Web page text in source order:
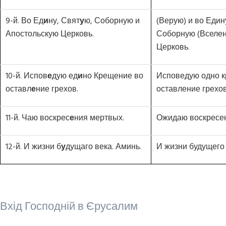
9-й. Во Едину, Святую, Соборную и
Апостольскую Церковь.
(Верую) и во
Соборную
Церковь.
10-й. Исповедую едино Крещение во
оставление грехов.
Исповедую одно
оставление
11-й. Чаю воскресения мертвых. Ожидаю
12-й. И жизни будущаго века. Аминь. И жизни будущего
Вхід Господній в Єрусалим